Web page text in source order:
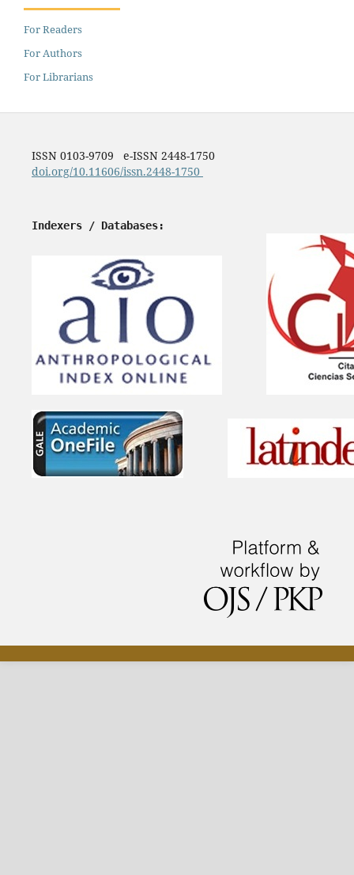
For Readers
For Authors
For Librarians
ISSN 0103-9709 e-ISSN 2448-1750
doi.org/10.11606/issn.2448-1750
Indexers / Databases: